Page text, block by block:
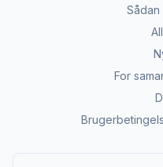
Sådan
For